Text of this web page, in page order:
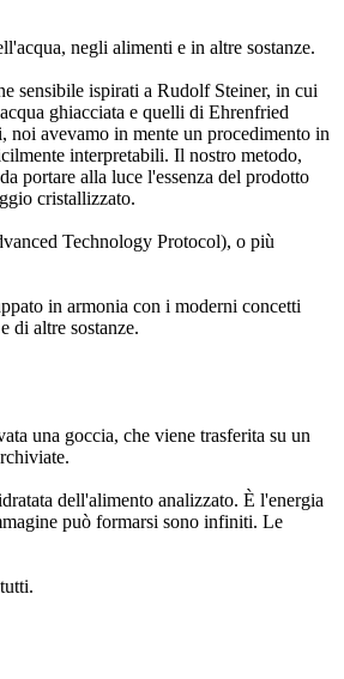
negli alimenti e in altre sostanze.
sensibile ispirati a Rudolf Steiner, in cui
ghiacciata e quelli di Ehrenfried
avevamo in mente un procedimento in
interpretabili. Il nostro metodo,
portare alla luce l'essenza del prodotto
cristallizzato.
Technology Protocol), o più
in armonia con i moderni concetti
di altre sostanze.
una goccia, che viene trasferita su un
dell'alimento analizzato. È l'energia
può formarsi sono infiniti. Le